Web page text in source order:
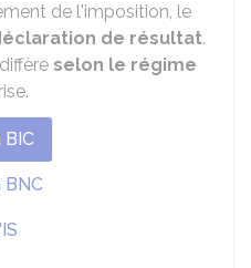
de l'imposition, le
de résultat.
selon le régime
BNC